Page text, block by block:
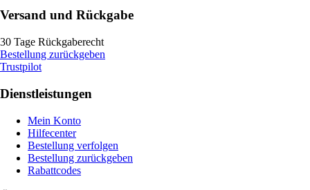
Versand und Rückgabe
30 Tage Rückgaberecht
Bestellung zurückgeben
Trustpilot
Dienstleistungen
Mein Konto
Hilfecenter
Bestellung verfolgen
Bestellung zurückgeben
Rabattcodes